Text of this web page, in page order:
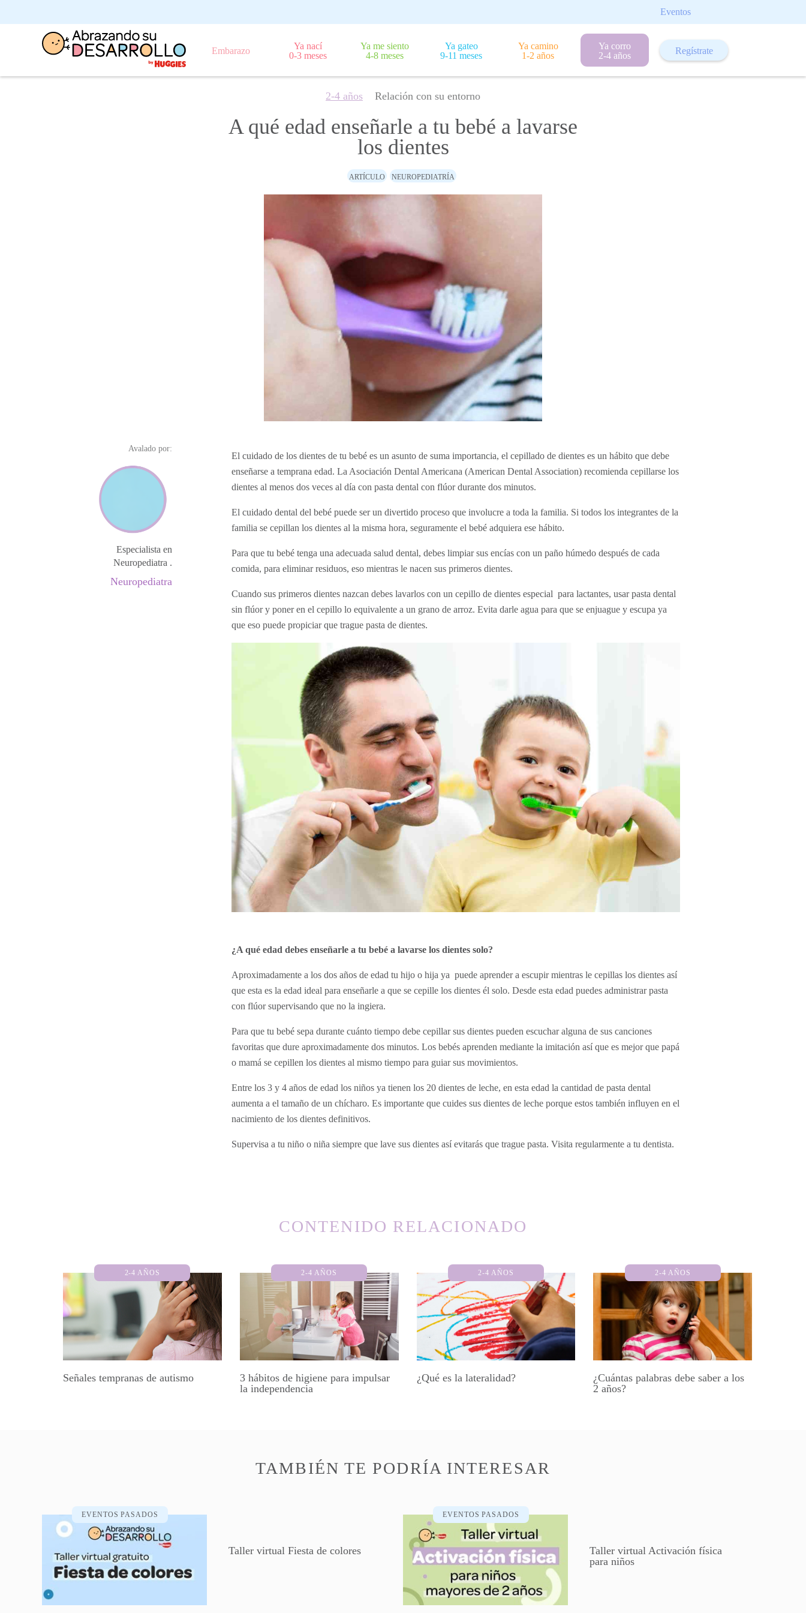
Eventos
Embarazo
Ya nací
0-3 meses
Ya me siento
4-8 meses
Ya gateo
9-11 meses
Ya camino
1-2 años
Ya corro
2-4 años
Regístrate
2-4 años Relación con su entorno
A qué edad enseñarle a tu bebé a lavarse
los dientes
ARTÍCULO NEUROPEDIATRÍA
Avalado por:
Especialista en
Neuropediatra .
Neuropediatra
El cuidado de los dientes de tu bebé es un asunto de suma importancia, el cepillado de dientes es un hábito que debe
enseñarse a temprana edad. La Asociación Dental Americana (American Dental Association) recomienda cepillarse los
dientes al menos dos veces al día con pasta dental con flúor durante dos minutos.
El cuidado dental del bebé puede ser un divertido proceso que involucre a toda la familia. Si todos los integrantes de la
familia se cepillan los dientes al la misma hora, seguramente el bebé adquiera ese hábito.
Para que tu bebé tenga una adecuada salud dental, debes limpiar sus encías con un paño húmedo después de cada
comida, para eliminar residuos, eso mientras le nacen sus primeros dientes.
Cuando sus primeros dientes nazcan debes lavarlos con un cepillo de dientes especial para lactantes, usar pasta dental
sin flúor y poner en el cepillo lo equivalente a un grano de arroz. Evita darle agua para que se enjuague y escupa ya
que eso puede propiciar que trague pasta de dientes.
¿A qué edad debes enseñarle a tu bebé a lavarse los dientes solo?
Aproximadamente a los dos años de edad tu hijo o hija ya puede aprender a escupir mientras le cepillas los dientes así
que esta es la edad ideal para enseñarle a que se cepille los dientes él solo. Desde esta edad puedes administrar pasta
con flúor supervisando que no la ingiera.
Para que tu bebé sepa durante cuánto tiempo debe cepillar sus dientes pueden escuchar alguna de sus canciones
favoritas que dure aproximadamente dos minutos. Los bebés aprenden mediante la imitación así que es mejor que papá
o mamá se cepillen los dientes al mismo tiempo para guiar sus movimientos.
Entre los 3 y 4 años de edad los niños ya tienen los 20 dientes de leche, en esta edad la cantidad de pasta dental
aumenta a el tamaño de un chícharo. Es importante que cuides sus dientes de leche porque estos también influyen en el
nacimiento de los dientes definitivos.
Supervisa a tu niño o niña siempre que lave sus dientes así evitarás que trague pasta. Visita regularmente a tu dentista.
CONTENIDO RELACIONADO
2-4 AÑOS
Señales tempranas de autismo
2-4 AÑOS
3 hábitos de higiene para impulsar
la independencia
2-4 AÑOS
¿Qué es la lateralidad?
2-4 AÑOS
¿Cuántas palabras debe saber a los
2 años?
TAMBIÉN TE PODRÍA INTERESAR
EVENTOS PASADOS
Taller virtual Fiesta de colores
EVENTOS PASADOS
Taller virtual Activación física
para niños​